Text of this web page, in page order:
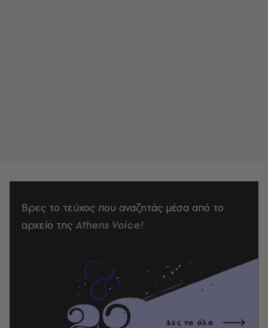
Βρες το τεύχος που αναζητάς μέσα από το
αρχείο της Athens Voice!
Δες τα όλα